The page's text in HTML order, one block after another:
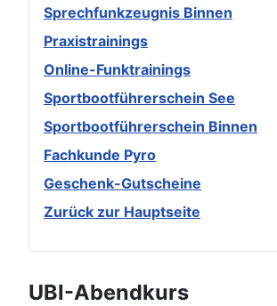
Sprechfunkzeugnis Binnen
Praxistrainings
Online-Funktrainings
Sportbootführerschein See
Sportbootführerschein Binnen
Fachkunde Pyro
Geschenk-Gutscheine
Zurück zur Hauptseite
UBI-Abendkurs